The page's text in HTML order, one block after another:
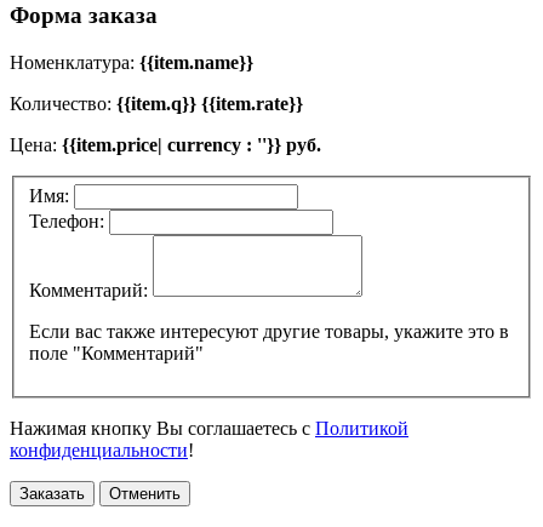
Форма заказа
Номенклатура: {{item.name}}
Количество: {{item.q}} {{item.rate}}
Цена: {{item.price| currency : ''}} руб.
Имя:
Телефон:
Комментарий:
Если вас также интересуют другие товары, укажите это в
поле "Комментарий"
Нажимая кнопку Вы соглашаетесь с Политикой
конфиденциальности!
Заказать Отменить